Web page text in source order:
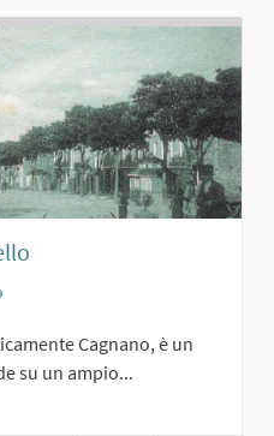
Cagnano, è un
su un ampio...
luoghi della comunità